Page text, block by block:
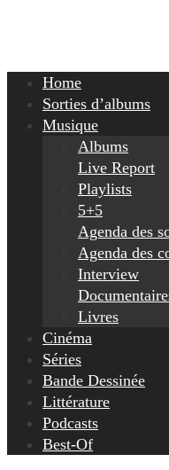
Home
Sorties d’albums
Musique
Albums
Live Report
Playlists
5+5
Agenda des
Agenda des
Interview
Livres
Cinéma
Séries
Bande Dessinée
Littérature
Podcasts
Best-Of